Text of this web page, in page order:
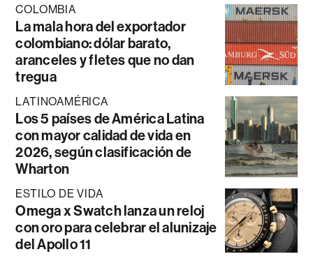
COLOMBIA
La mala hora del exportador
colombiano: dólar barato,
aranceles y fletes que no dan
tregua
LATINOAMÉRICA
Los 5 países de América Latina
con mayor calidad de vida en
2026, según clasificación de
Wharton
ESTILO DE VIDA
Omega x Swatch lanza un reloj
con oro para celebrar el alunizaje
del Apollo 11